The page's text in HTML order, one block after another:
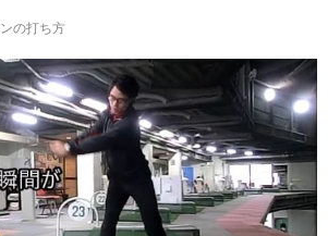
の打ち方